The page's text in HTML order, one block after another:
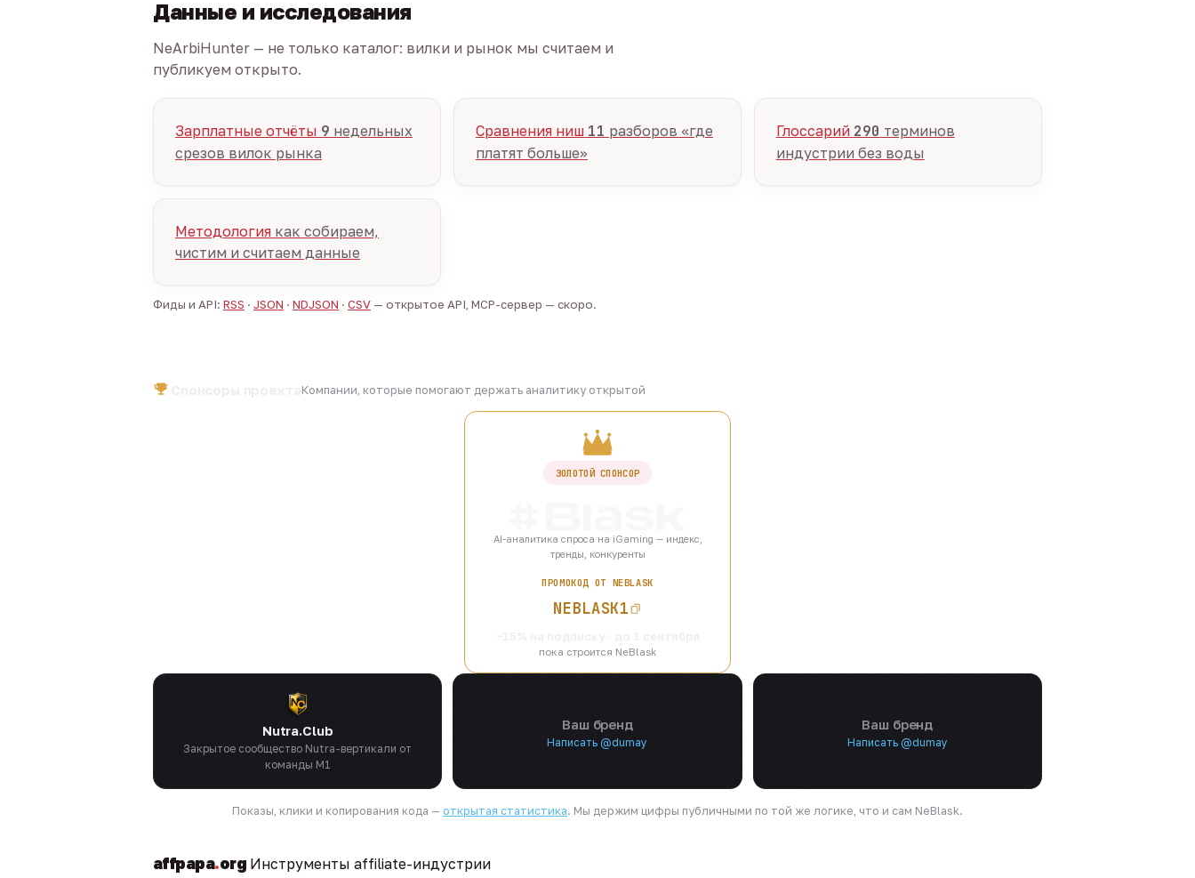
Данные и исследования
NeArbiHunter — не только каталог: вилки и рынок мы считаем и
публикуем открыто.
Зарплатные отчёты 9 недельных
срезов вилок рынка
Сравнения ниш 11 разборов «где
платят больше»
Глоссарий 290 терминов
индустрии без воды
Методология как собираем,
чистим и считаем данные
Фиды и API: RSS · JSON · NDJSON · CSV — открытое API, MCP-сервер — скоро.
Компании, которые помогают держать аналитику открытой
ЗОЛОТОЙ СПОНСОР
AI-аналитика спроса на iGaming — индекс,
тренды, конкуренты
ПРОМОКОД ОТ NEBLASK
NEBLASK1
пока строится NeBlask
Nutra.Club
Закрытое сообщество Nutra-вертикали от
команды M1
Ваш бренд
Написать @dumay
Ваш бренд
Написать @dumay
Показы, клики и копирования кода — открытая статистика. Мы держим цифры публичными по той же логике, что и сам NeBlask.
affpapa.org Инструменты affiliate-индустрии